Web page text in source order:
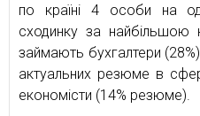
по країні 4 особи на
сходинку за найбільшою
займають бухгалтери
актуальних резюме в
економісти (14% резюме).